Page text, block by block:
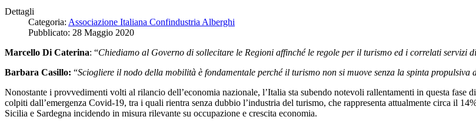
Dettagli
Categoria: Associazione Italiana Confindustria Alberghi
Pubblicato: 28 Maggio 2020
Marcello Di Caterina: “Chiediamo al Governo di sollecitare le Regioni affinché le regole per il turismo ed i correlati servizi
Barbara Casillo: “Sciogliere il nodo della mobilità è fondamentale perché il turismo non si muove senza la spinta propulsiva
Nonostante i provvedimenti volti al rilancio dell’economia nazionale, l’Italia sta subendo notevoli rallentamenti in questa fase
colpiti dall’emergenza Covid-19, tra i quali rientra senza dubbio l’industria del turismo, che rappresenta attualmente circa il
Sicilia e Sardegna incidendo in misura rilevante su occupazione e crescita economia.